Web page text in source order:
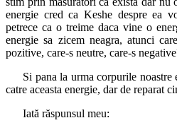
energie cred ca Keshe despre ea
petrece ca o treime daca vine o
energie sa zicem neagra, atunci
pozitive, care-s neutre, care-s
Si pana la urma corpurile
catre aceasta energie, dar de reparat
Iată răspunsul meu: